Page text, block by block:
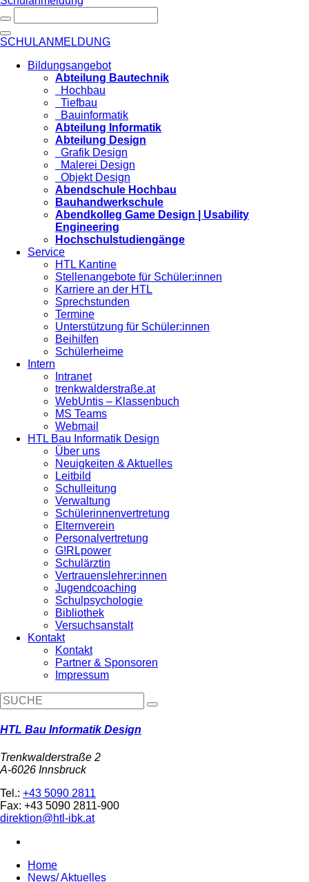
SCHULANMELDUNG
Bildungsangebot
Abteilung Bautechnik
Hochbau
Tiefbau
Bauinformatik
Abteilung Informatik
Abteilung Design
Grafik Design
Malerei Design
Objekt Design
Abendschule Hochbau
Bauhandwerkschule
Abendkolleg Game Design | Usability
Engineering
Hochschulstudiengänge
Service
HTL Kantine
Stellenangebote für Schüler:innen
Karriere an der HTL
Sprechstunden
Termine
Unterstützung für Schüler:innen
Beihilfen
Schülerheime
Intern
Intranet
trenkwalderstraße.at
WebUntis – Klassenbuch
MS Teams
Webmail
HTL Bau Informatik Design
Über uns
Neuigkeiten & Aktuelles
Leitbild
Schulleitung
Verwaltung
Schülerinnenvertretung
Elternverein
Personalvertretung
G!RLpower
Schulärztin
Vertrauenslehrer:innen
Jugendcoaching
Schulpsychologie
Bibliothek
Versuchsanstalt
Kontakt
Kontakt
Partner & Sponsoren
Impressum
HTL Bau Informatik Design
Trenkwalderstraße 2
A-6026 Innsbruck
Tel.: +43 5090 2811
Fax: +43 5090 2811-900
direktion@htl-ibk.at
Home
News/ Aktuelles